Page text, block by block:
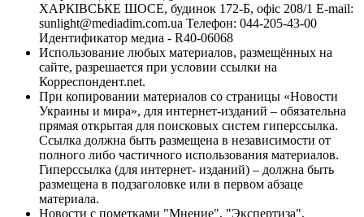
ХАРКІВСЬКЕ ШОСЕ, будинок 172-Б, офіс 208/1 E-mail:
sunlight@mediadim.com.ua Телефон: 044-205-43-00
Идентификатор медиа - R40-06068
Использование любых материалов, размещённых на
сайте, разрешается при условии ссылки на
Корреспондент.net.
При копировании материалов со страницы «Новости
Украины и мира», для интернет-изданий – обязательна
прямая открытая для поисковых систем гиперссылка.
Ссылка должна быть размещена в независимости от
полного либо частичного использования материалов.
Гиперссылка (для интернет- изданий) – должна быть
размещена в подзаголовке или в первом абзаце
материала.
Новости с пометками "Мнение", "Экспертиза",